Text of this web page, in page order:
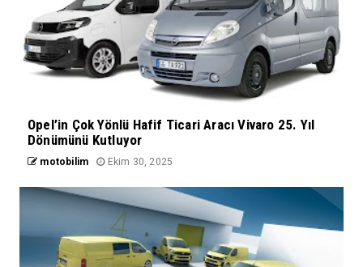
Opel’in Çok Yönlü Hafif Ticari Aracı Vivaro 25. Yıl
Dönümünü Kutluyor
motobilim Ekim 30, 2025